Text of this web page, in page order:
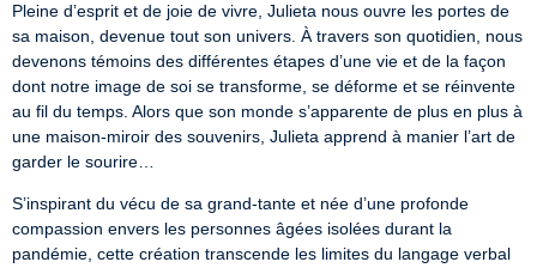
Pleine d’esprit et de joie de vivre, Julieta nous ouvre les portes de
sa maison, devenue tout son univers. À travers son quotidien, nous
devenons témoins des différentes étapes d’une vie et de la façon
dont notre image de soi se transforme, se déforme et se réinvente
au fil du temps. Alors que son monde s’apparente de plus en plus à
une maison-miroir des souvenirs, Julieta apprend à manier l’art de
garder le sourire…
S’inspirant du vécu de sa grand-tante et née d’une profonde
compassion envers les personnes âgées isolées durant la
pandémie, cette création transcende les limites du langage verbal